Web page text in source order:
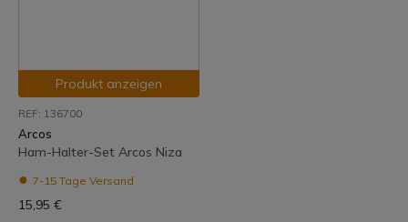
Produkt anzeigen
REF: 136700
Arcos
Ham-Halter-Set Arcos Niza
7-15 Tage Versand
15,95 €